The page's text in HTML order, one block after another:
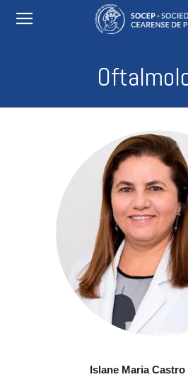
Islane Maria Castro